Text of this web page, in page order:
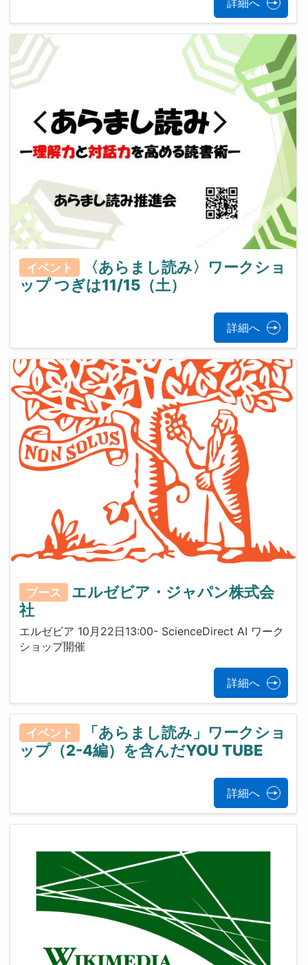
イベント
〈あらまし読み〉ワークショ
ップ つぎは11/15（土）
詳細へ
ブース
エルゼビア・ジャパン株式会
社
エルゼビア 10月22日13:00- ScienceDirect AI ワーク
ショップ開催
詳細へ
イベント
「あらまし読み」ワークショ
ップ（2-4編）を含んだYOU TUBE
詳細へ